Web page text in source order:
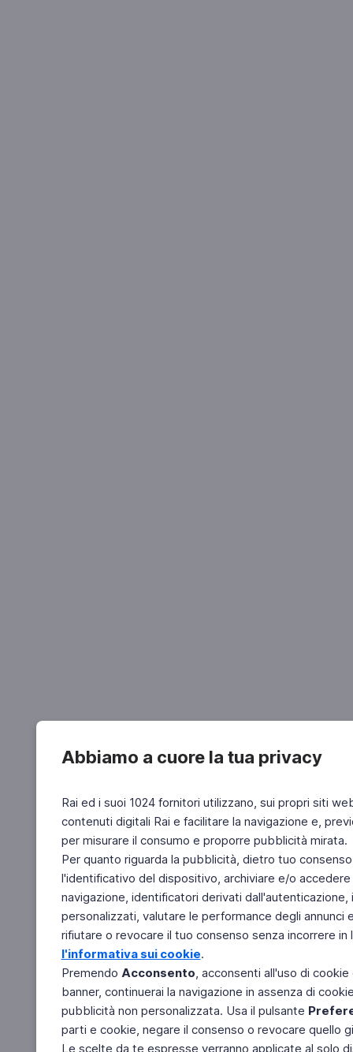
Abbiamo a cuore la tua privacy
Rai ed i suoi 1024 fornitori utilizzano, sui propri siti
contenuti digitali Rai e facilitare la navigazione e,
per misurare il consumo e proporre pubblicità mirata.
Per quanto riguarda la pubblicità, dietro tuo
l'identificativo del dispositivo, archiviare e/o
navigazione, identificatori derivati
personalizzati, valutare le performance degli
rifiutare o revocare il tuo consenso senza incorrere
l'informativa sui cookie.
Premendo Acconsento, acconsenti all'uso di
banner, continuerai la navigazione in assenza di
pubblicità non personalizzata. Usa il pulsante
parti e cookie, negare il consenso o revocare quello
Le scelte da te espresse verranno applicate al solo